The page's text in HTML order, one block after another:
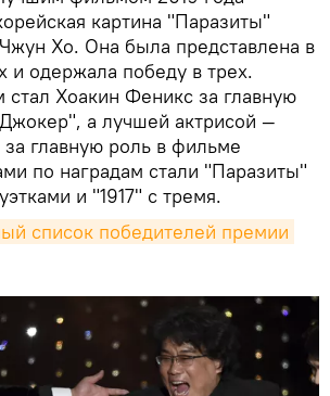
картина "Паразиты"
Хо. Она была представлена в
и одержала победу в трех.
Хоакин Феникс за главную
а лучшей актрисой —
главную роль в фильме
по наградам стали "Паразиты"
и "1917" с тремя.
список победителей премии